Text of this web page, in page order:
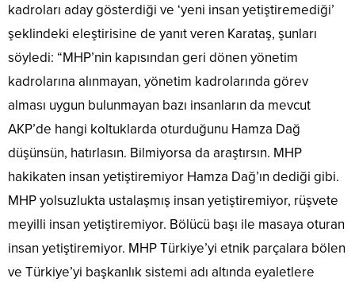
kadroları aday gösterdiği ve ‘yeni insan yetiştiremediği’
şeklindeki eleştirisine de yanıt veren Karataş, şunları
söyledi: “MHP’nin kapısından geri dönen yönetim
kadrolarına alınmayan, yönetim kadrolarında görev
alması uygun bulunmayan bazı insanların da mevcut
AKP’de hangi koltuklarda oturduğunu Hamza Dağ
düşünsün, hatırlasın. Bilmiyorsa da araştırsın. MHP
hakikaten insan yetiştiremiyor Hamza Dağ’ın dediği gibi.
MHP yolsuzlukta ustalaşmış insan yetiştiremiyor, rüşvete
meyilli insan yetiştiremiyor. Bölücü başı ile masaya oturan
insan yetiştiremiyor. MHP Türkiye’yi etnik parçalara bölen
ve Türkiye’yi başkanlık sistemi adı altında eyaletlere